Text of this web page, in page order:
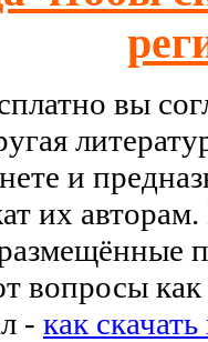
вы
и
их
вопросы как
- как